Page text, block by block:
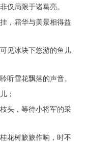
仅局限于诸葛亮。
，霜华与美景相得益
见冰块下悠游的鱼儿
听雪花飘落的声音。
；
头，等待小将军的采
花树簌簌作响，时不